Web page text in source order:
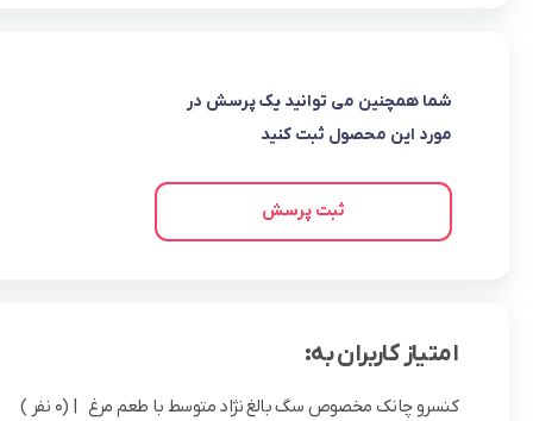
شما همچنین می توانید یک پرسش در
مورد این محصول ثبت کنید
ثبت پرسش
امتیاز کاربران به:
کنسرو چانک مخصوص سگ بالغ نژاد متوسط با طعم مرغ | (0 نفر )